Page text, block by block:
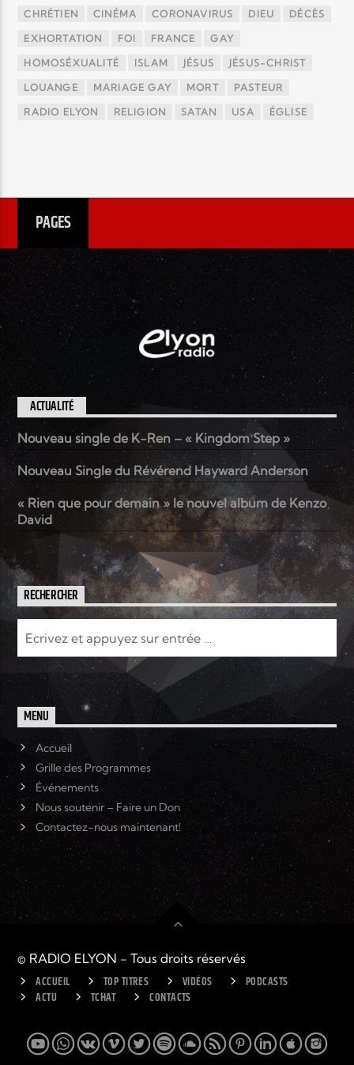
CHRÉTIEN CINÉMA CORONAVIRUS DIEU DÉCÈS
EXHORTATION FOI FRANCE GAY
HOMOSÉXUALITÉ ISLAM JÉSUS JÉSUS-CHRIST
LOUANGE MARIAGE GAY MORT PASTEUR
RADIO ELYON RELIGION SATAN USA ÉGLISE
PAGES
ACTUALITÉ
Nouveau single de K-Ren – « Kingdom Step »
Nouveau Single du Révérend Hayward Anderson
« Rien que pour demain » le nouvel album de Kenzo
David
RECHERCHER
MENU
Accueil
Grille des Programmes
Événements
Nous soutenir – Faire un Don
Contactez-nous maintenant!
© RADIO ELYON - Tous droits réservés
ACCUEIL TOP TITRES VIDÉOS
PODCASTS
ACTU
TCHAT CONTACTS